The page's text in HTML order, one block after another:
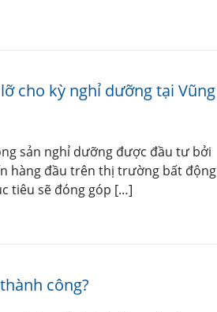
cho kỳ nghỉ dưỡng tại Vũng
sản nghỉ dưỡng được đầu tư bởi
hàng đầu trên thị trường bất động
tiêu sẽ đóng góp […]
công?